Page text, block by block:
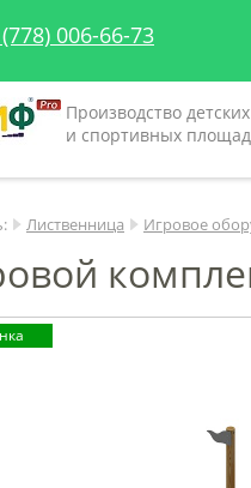
006-66-73
Производство детских
и спортивных
Лиственница Игровое